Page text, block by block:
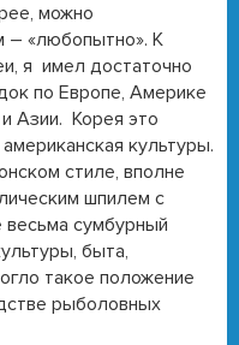
можно
– «любопытно». К
я имел достаточно
по Европе, Америке
Азии. Корея это
культуры.
стиле, вполне
шпилем с
весьма сумбурный
быта,
такое положение
рыболовных